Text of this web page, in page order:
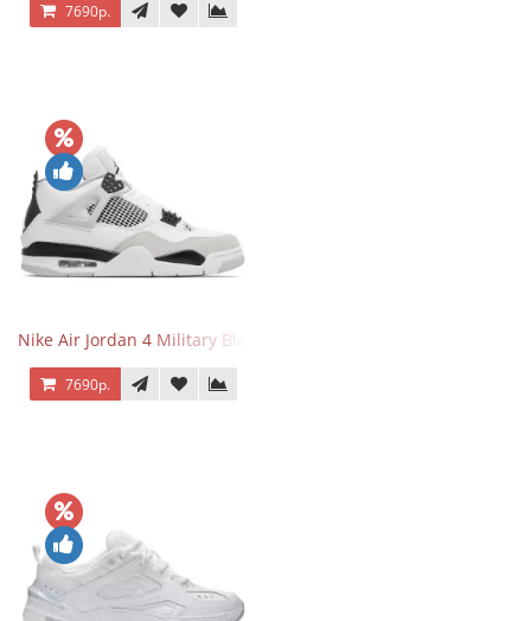
7690р.
Nike Air Jordan 4 Military Black
7690р.